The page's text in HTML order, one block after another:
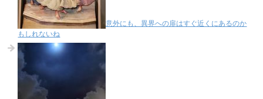
意外にも、異界への扉はすぐ近くにあるのか
もしれないね